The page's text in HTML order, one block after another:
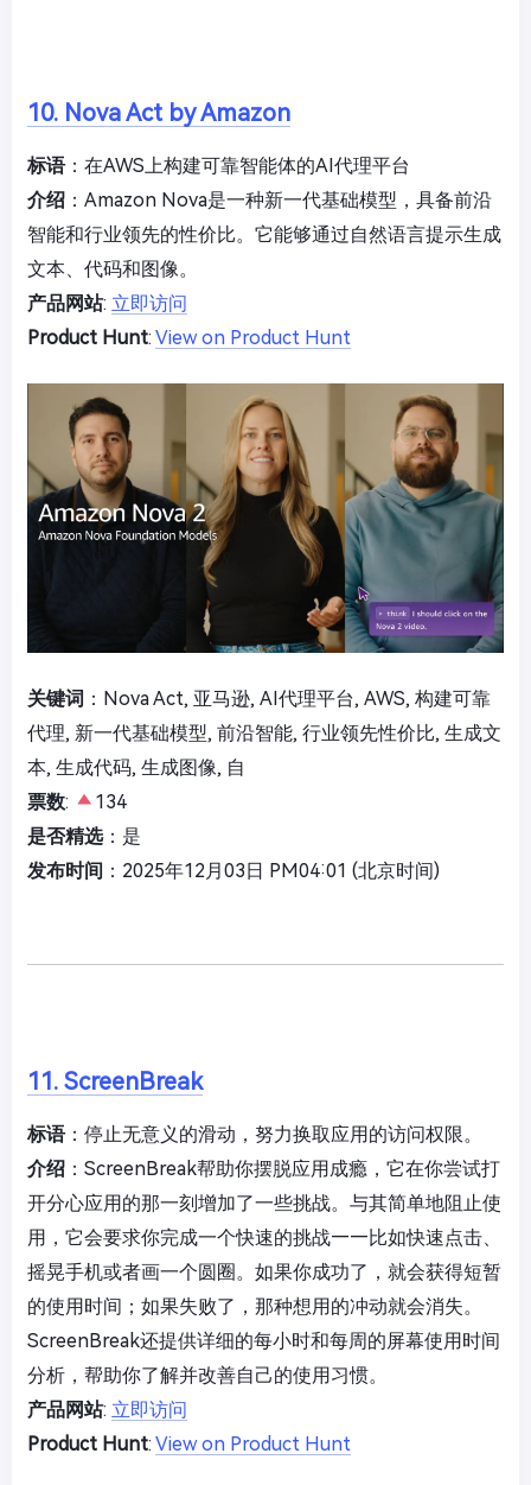
10. Nova Act by Amazon
标语：在AWS上构建可靠智能体的AI代理平台
介绍 ：Amazon Nova是一种新一代基础模型，具备前沿
智能和行业领先的性价比。它能够通过自然语言提示生成
文本、代码和图像。
产品网站: 立即访问
Product Hunt: View on Product Hunt
关键词 ：Nova Act, 亚马逊, AI代理平台, AWS, 构建可靠
代理, 新一代基础模型, 前沿智能, 行业领先性价比, 生成文
本, 生成代码, 生成图像, 自
票数:
134
是否精选：是
发布时间 ：2025年12月03日 PM04:01 (北京时间)
11. ScreenBreak
标语：停止无意义的滑动，努力换取应用的访问权限。
介绍 ：ScreenBreak帮助你摆脱应用成瘾，它在你尝试打
开分心应用的那一刻增加了一些挑战。与其简单地阻止使
用，它会要求你完成一个快速的挑战——比如快速点击、
摇晃手机或者画一个圆圈。如果你成功了，就会获得短暂
的使用时间；如果失败了，那种想用的冲动就会消失。
ScreenBreak还提供详细的每小时和每周的屏幕使用时间
分析，帮助你了解并改善自己的使用习惯。
产品网站: 立即访问
Product Hunt: View on Product Hunt